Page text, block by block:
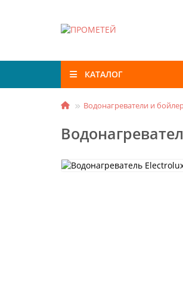
КАТАЛОГ
Водонагреватели и